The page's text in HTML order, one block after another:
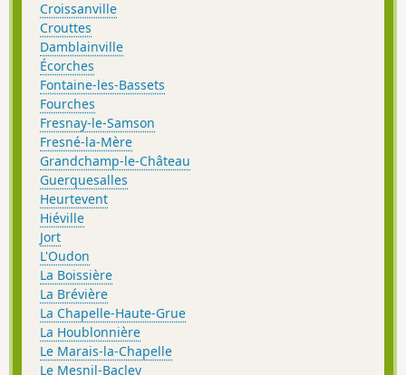
Croissanville
Crouttes
Damblainville
Écorches
Fontaine-les-Bassets
Fourches
Fresnay-le-Samson
Fresné-la-Mère
Grandchamp-le-Château
Guerquesalles
Heurtevent
Hiéville
Jort
L'Oudon
La Boissière
La Brévière
La Chapelle-Haute-Grue
La Houblonnière
Le Marais-la-Chapelle
Le Mesnil-Bacley